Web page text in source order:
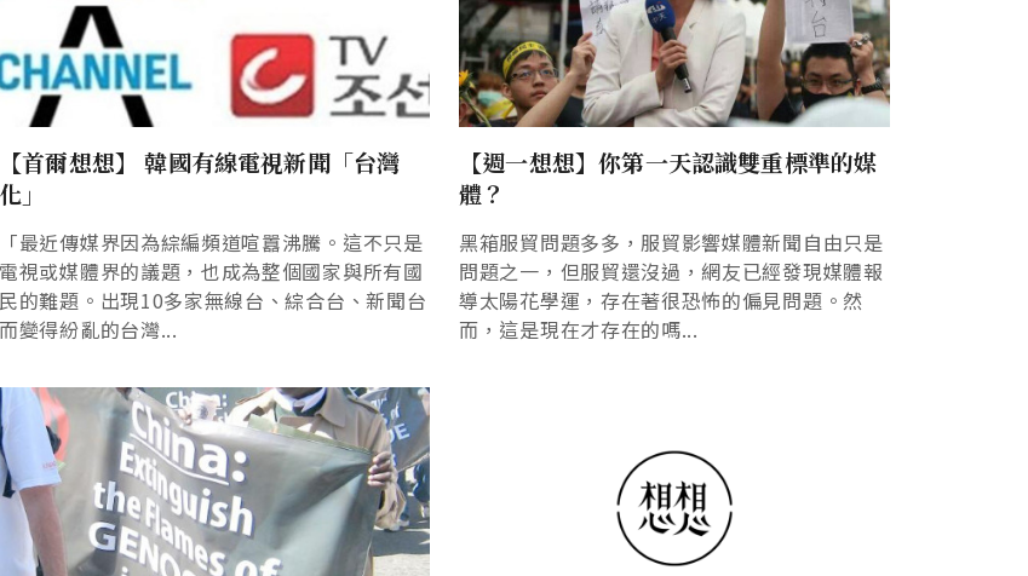
【首爾想想】 韓國有線電視新聞「台灣
化」
「最近傳媒界因為綜編頻道喧囂沸騰。這不只是
電視或媒體界的議題，也成為整個國家與所有國
民的難題。出現10多家無線台、綜合台、新聞台
而變得紛亂的台灣...
【週一想想】你第一天認識雙重標準的媒
體？
黑箱服貿問題多多，服貿影響媒體新聞自由只是
問題之一，但服貿還沒過，網友已經發現媒體報
導太陽花學運，存在著很恐怖的偏見問題。然
而，這是現在才存在的嗎...